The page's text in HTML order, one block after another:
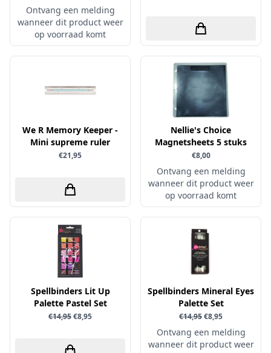
wow
Yvonne Creations
Kleurlab
Olba
Simple and Basic
Ontvang een melding
wanneer dit product weer
op voorraad komt
We R Memory Keeper -
Mini supreme ruler
€21,95
Nellie's Choice
Magnetsheets 5 stuks
€8,00
Ontvang een melding
wanneer dit product weer
op voorraad komt
Spellbinders Lit Up
Palette Pastel Set
€14,95€8,95
Spellbinders Mineral Eyes
Palette Set
€14,95€8,95
Ontvang een melding
wanneer dit product weer